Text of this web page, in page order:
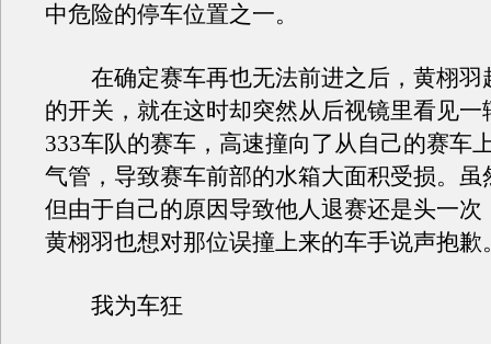
中危险的停车位置之一。
在确定赛车再也无法前进之后，黄栩羽
的开关，就在这时却突然从后视镜里看见一
333车队的赛车，高速撞向了从自己的赛车
气管，导致赛车前部的水箱大面积受损。虽
但由于自己的原因导致他人退赛还是头一次
黄栩羽也想对那位误撞上来的车手说声抱歉
我为车狂